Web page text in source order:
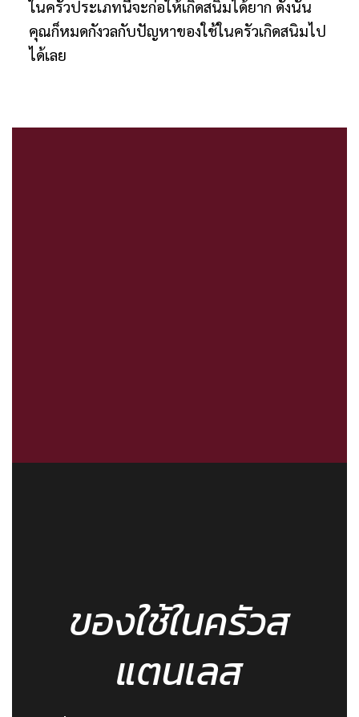
ในครัวประเภทนี้จะก่อให้เกิดสนิมได้ยาก ดังนั้น
คุณก็หมดกังวลกับปัญหาของใช้ในครัวเกิดสนิมไป
ได้เลย
ของใช้ในครัวส
แตนเลส